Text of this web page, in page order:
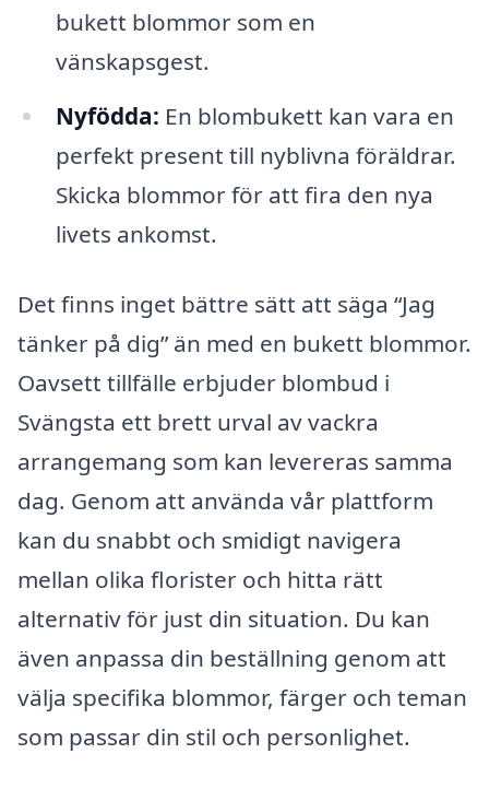
bukett blommor som en
vänskapsgest.
Nyfödda: En blombukett kan vara en
perfekt present till nyblivna föräldrar.
Skicka blommor för att fira den nya
livets ankomst.
Det finns inget bättre sätt att säga “Jag
tänker på dig” än med en bukett blommor.
Oavsett tillfälle erbjuder blombud i
Svängsta ett brett urval av vackra
arrangemang som kan levereras samma
dag. Genom att använda vår plattform
kan du snabbt och smidigt navigera
mellan olika florister och hitta rätt
alternativ för just din situation. Du kan
även anpassa din beställning genom att
välja specifika blommor, färger och teman
som passar din stil och personlighet.